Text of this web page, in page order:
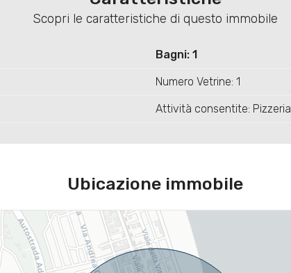
Scopri le caratteristiche di questo immobile
Bagni: 1
Numero Vetrine: 1
Attività consentite: Pizzeria
Ubicazione immobile